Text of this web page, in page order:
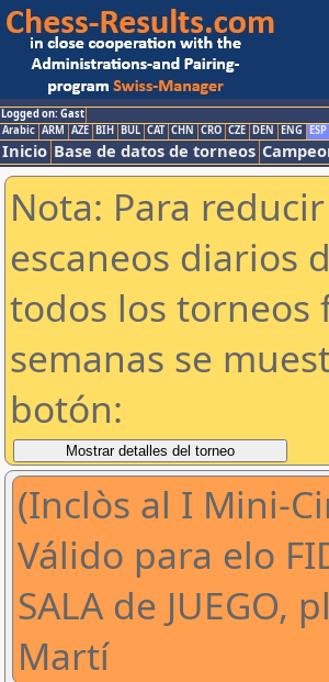
Logged on: Gast
Arabic ARM AZE BIH BUL CAT CHN CRO CZE DEN ENG ESP
Inicio Base de datos de torneos
Nota: Para
escaneos diarios
todos los torneos
semanas se
botón:
(Inclòs al I Mini-
Válido para elo
SALA de JUEGO,
Martí